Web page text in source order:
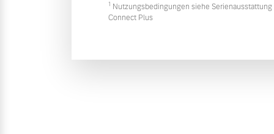
1 Nutzungsbedingungen siehe Serienausstattung
Connect Plus